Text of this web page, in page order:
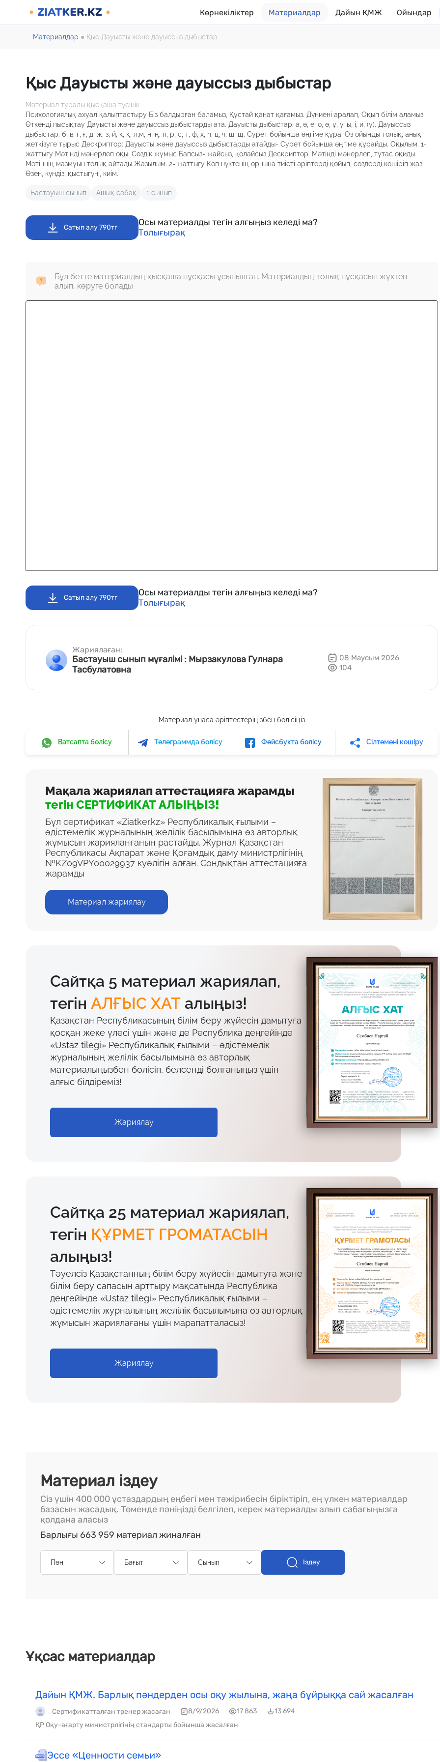
Көрнекіліктер Материалдар Дайын ҚМЖ Ойындар
Материалдар ● Қыс Дауысты және дауыссыз дыбыстар
Қыс Дауысты және дауыссыз дыбыстар
Материал туралы қысқаша түсінік
Психологиялық ахуал қалыптастыру Біз балдырған баламыз, Құстай қанат қағамыз. Дүниені аралап, Оқып білім аламыз
Өткенді пысықтау Дауысты және дауыссыз дыбыстарды ата. Дауысты дыбыстар: а, ә, е, о, ө, ұ, ү, ы, і, и, (у). Дауыссыз
дыбыстар: б, в, г, ғ, д, ж, з, й, к, қ, л,м, н, ң, п, р, с, т, ф, х, һ, ц, ч, ш, щ. Сурет бойынша әңгіме құра. Өз ойыңды толық, анық
жеткізуге тырыс Дескриптор: Дауысты және дауыссыз дыбыстарды атайды- Сурет бойынша әңгіме құрайды. Оқылым. 1-
жаттығу Мәтінді мәнерлеп оқы. Сөздік жұмыс Бапсыз- жайсыз, қолайсыз Дескриптор: Мәтінді мәнерлеп, тұтас оқиды
Мәтіннің мазмұын толық айтады Жазылым. 2- жаттығу Көп нүктенің орнына тиісті әріптерді қойып, сөздерді көшіріп жаз.
Өзен, күндіз, қыстыгүні, киім.
Бастауыш сынып Ашық сабақ 1 сынып
Сатып алу 790тг
Осы материалды тегін алғыңыз келеді ма?
Толығырақ
Бұл бетте материалдың қысқаша нұсқасы ұсынылған. Материалдың толық нұсқасын жүктеп
алып, көруге болады
Сатып алу 790тг
Осы материалды тегін алғыңыз келеді ма?
Толығырақ
Жариялаған:
Бастауыш сынып мұғалімі : Мырзакулова Гулнара
Тасбулатовна
08 Маусым 2026
104
Материал ұнаса әріптестеріңізбен бөлісіңіз
Ватсапта бөлісу Телеграммда бөлісу Фейсбукта бөлісу Сілтемені көшіру
Мақала жариялап аттестацияға жарамды
тегін СЕРТИФИКАТ АЛЫҢЫЗ!
Бұл сертификат «Ziatker.kz» Республикалық ғылыми –
әдістемелік журналының желілік басылымына өз авторлық
жұмысын жарияланғанын растайды. Журнал Қазақстан
Республикасы Ақпарат және Қоғамдық даму министрлігінің
№KZ09VPY00029937 куәлігін алған. Сондықтан аттестацияға
жарамды
Материал жариялау
Сайтқа 5 материал жариялап,
тегін АЛҒЫС ХАТ алыңыз!
Қазақстан Республикасының білім беру жүйесін дамытуға
қосқан жеке үлесі үшін және де Республика деңгейінде
«Ustaz tilegi» Республикалық ғылыми – әдістемелік
журналының желілік басылымына өз авторлық
материалыңызбен бөлісіп, белсенді болғаныңыз үшін
алғыс білдіреміз!
Жариялау
Сайтқа 25 материал жариялап,
тегін ҚҰРМЕТ ГРОМАТАСЫН
алыңыз!
Тәуелсіз Қазақстанның білім беру жүйесін дамытуға және
білім беру сапасын арттыру мақсатында Республика
деңгейінде «Ustaz tilegi» Республикалық ғылыми –
әдістемелік журналының желілік басылымына өз авторлық
жұмысын жариялағаны үшін марапатталасыз!
Жариялау
Материал іздеу
Сіз үшін 400 000 ұстаздардың еңбегі мен тәжірибесін біріктіріп, ең үлкен материалдар
базасын жасадық. Төменде пәніңізді белгілеп, керек материалды алып сабағыңызға
қолдана аласыз
Барлығы 663 959 материал жиналған
Пән Бағыт Сынып Іздеу
Ұқсас материалдар
Дайын ҚМЖ. Барлық пәндерден осы оқу жылына, жаңа бұйрыққа сай жасалған
Сертификатталған тренер жасаған 8/9/2026 17 863
13 694
ҚР Оқу-ағарту министрлігінің стандарты бойынша жасалған
Эссе «Ценности семьи»